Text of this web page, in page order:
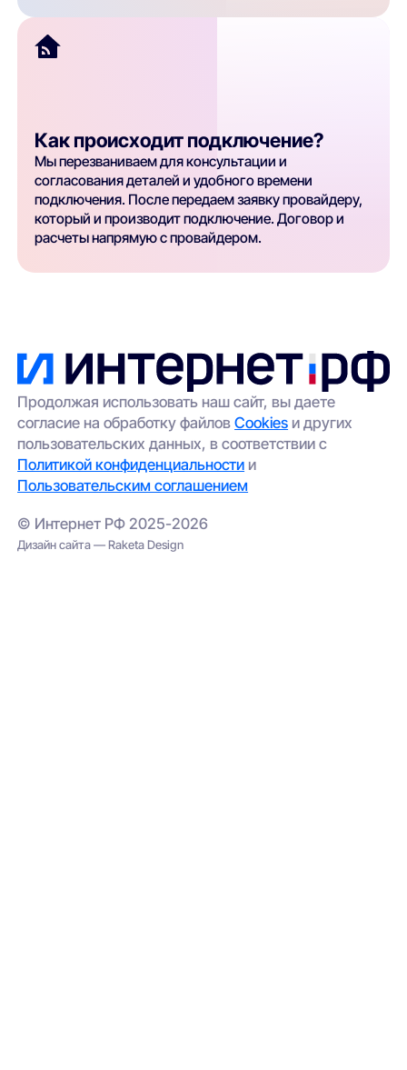
Как происходит подключение?
Мы перезваниваем для консультации и
согласования деталей и удобного времени
подключения. После передаем заявку провайдеру,
который и производит подключение. Договор и
расчеты напрямую с провайдером.
Продолжая использовать наш сайт, вы даете
согласие на обработку файловCookies и других
пользовательских данных, в соответствии с
Политикой конфиденциальности и
Пользовательским соглашением
© Интернет РФ 2025-2026
Дизайн сайта — Raketa Design